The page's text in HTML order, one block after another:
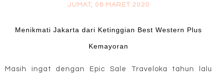
JUMAT, 06 MARET 2020
Menikmati Jakarta dari Ketinggian Best Western Plus
Kemayoran
Masih ingat dengan Epic Sale Traveloka tahun lalu